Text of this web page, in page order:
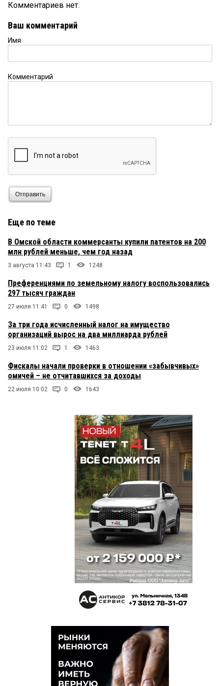
Комментариев нет.
Ваш комментарий
Имя
Комментарий
Отправить
Еще по теме
В Омской области коммерсанты купили патентов на 200
млн рублей меньше, чем год назад
3 августа 11:43 1 1248
Преференциями по земельному налогу воспользовались
297 тысяч граждан
27 июля 11:41 0 1498
За три года исчисленный налог на имущество
организаций вырос на два миллиарда рублей
23 июля 11:02 1 1463
Фискалы начали проверки в отношении «забывчивых»
омичей – не отчитавшихся за доходы
22 июля 10:02 0 1643